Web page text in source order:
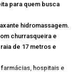
para quem busca
hidromassagem.
churrasqueira e
de 17 metros e
hospitais e